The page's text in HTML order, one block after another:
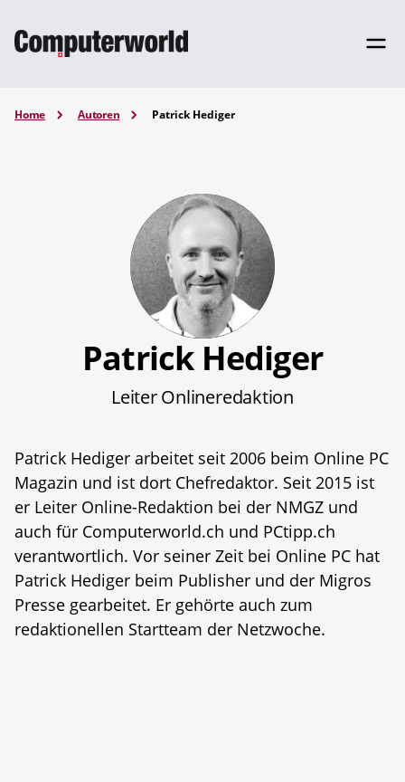
Home Autoren Patrick Hediger
Patrick Hediger
Leiter Onlineredaktion
Patrick Hediger arbeitet seit 2006 beim Online PC
Magazin und ist dort Chefredaktor. Seit 2015 ist
er Leiter Online-Redaktion bei der NMGZ und
auch für Computerworld.ch und PCtipp.ch
verantwortlich. Vor seiner Zeit bei Online PC hat
Patrick Hediger beim Publisher und der Migros
Presse gearbeitet. Er gehörte auch zum
redaktionellen Startteam der Netzwoche.